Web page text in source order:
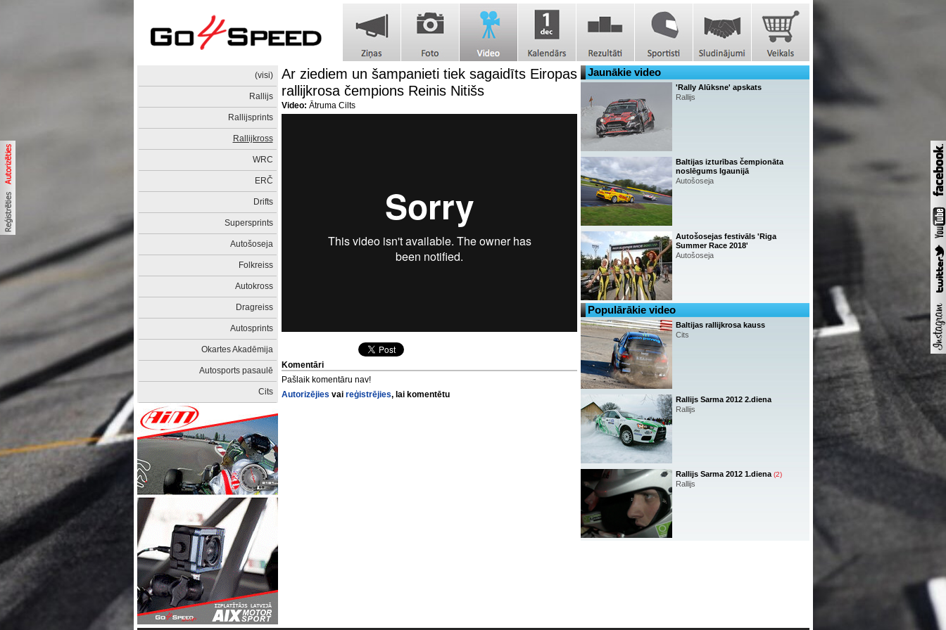
(visi)
Rallijs
Rallijsprints
Rallijkross
WRC
ERČ
Drifts
Supersprints
Autošoseja
Folkreiss
Autokross
Dragreiss
Autosprints
Okartes Akadēmija
Autosports pasaulē
Cits
Ar ziediem un šampanieti tiek sagaidīts Eiropas
rallijkrosa čempions Reinis Nitišs
Video: Ātruma Cilts
Komentāri
Pašlaik komentāru nav!
Autorizējies vai reģistrējies, lai komentētu
Jaunākie video
'Rally Alūksne' apskats
Rallijs
Baltijas izturības čempionāta
noslēgums Igaunijā
Autošoseja
Autošosejas festivāls 'Riga
Summer Race 2018'
Autošoseja
Populārākie video
Baltijas rallijkrosa kauss
Cits
Rallijs Sarma 2012 2.diena
Rallijs
Rallijs Sarma 2012 1.diena (2)
Rallijs